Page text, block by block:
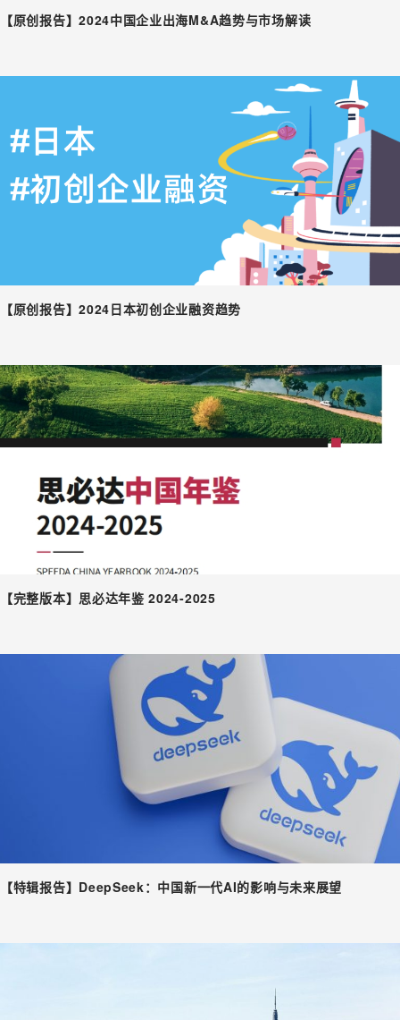
【原创报告】2024中国企业出海M&A趋势与市场解读
【原创报告】2024日本初创企业融资趋势
【完整版本】思必达年鉴 2024-2025
【特辑报告】DeepSeek：中国新一代AI的影响与未来展望